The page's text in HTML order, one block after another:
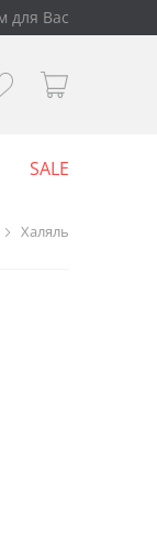
для Вас
SALE
Халяль